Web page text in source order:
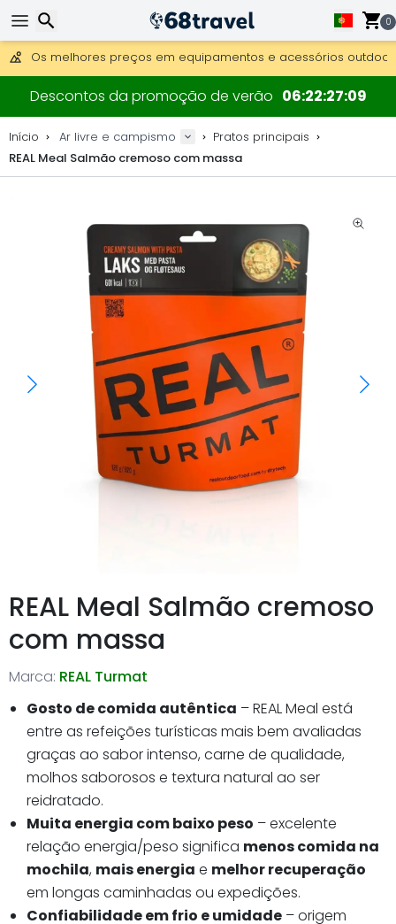
0
Overnight DHL Express também disponível.
30 dias para devolução, 90 dias para mapas de madeira e
Os melhores preços em equipamentos e acessórios outdoor.
Descontos da promoção de verão 06222708
Início Ar livre e campismo
Pratos principais
REAL Meal Salmão cremoso com massa
REAL Meal Salmão cremoso
com massa
Marca: REAL Turmat
Gosto de comida autêntica – REAL Meal está
entre as refeições turísticas mais bem avaliadas
graças ao sabor intenso, carne de qualidade,
molhos saborosos e textura natural ao ser
reidratado.
Muita energia com baixo peso – excelente
relação energia/peso significa menos comida na
mochila, mais energia e melhor recuperação
em longas caminhadas ou expedições.
Confiabilidade em frio e umidade – origem
Pesquisar